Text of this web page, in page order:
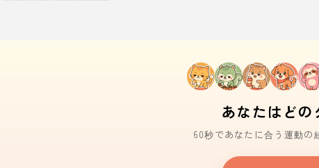
あなたはどの
60秒であなたに合う運動の